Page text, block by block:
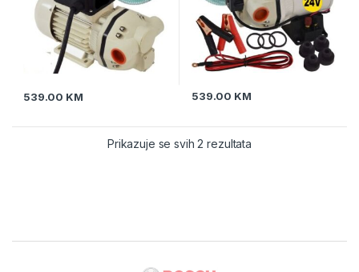
539.00 KM 539.00 KM
Prikazuje se svih 2 rezultata